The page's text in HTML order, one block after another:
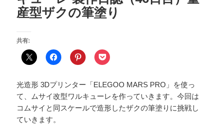
産型ザクの筆塗り
共有:
光造形 3Dプリンター「ELEGOO MARS PRO」を使っ
て、ムサイ改型ワルキューレを作っていきます。今回は
コムサイと同スケールで造形したザクの筆塗りに挑戦し
ていきます。